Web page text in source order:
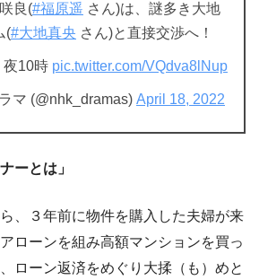
良(#福原遥 さん)は、謎多き大地
(#大地真央 さん)と直接交渉へ！
夜10時 pic.twitter.com/VQdva8lNup
マ (@nhk_dramas) April 18, 2022
ーとは」
、３年前に物件を購入した夫婦が来
ローンを組み高額マンションを買っ
ローン返済をめぐり大揉（も）めと